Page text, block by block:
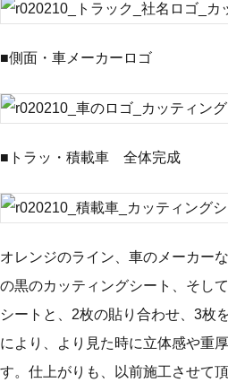
■側面・車メーカーロゴ
■トラッ・積載車 全体完成
オレンジのライン、車のメーカー
の黒のカッティングシート、そし
シートと、2枚の貼り合わせ、3枚
により、より見た時に立体感や重
す。仕上がりも、以前施工させて